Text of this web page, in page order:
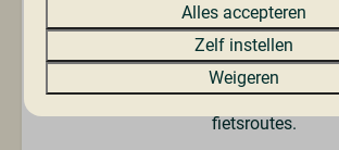
Natuur aan je deur
Direct toegang tot bossen, water
fietsroutes.
Alles accepteren
Zelf instellen
Weigeren